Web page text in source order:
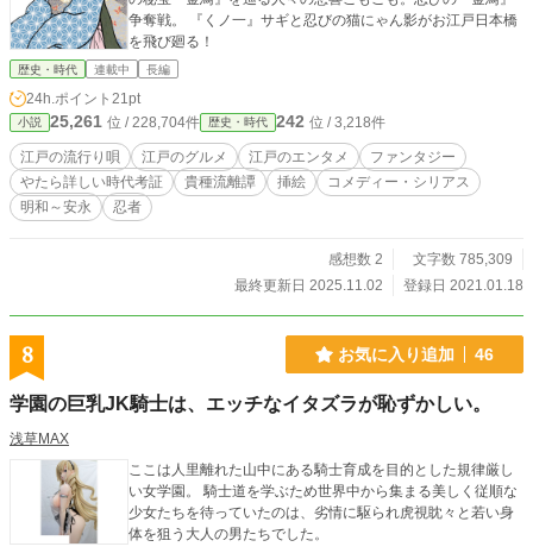
争奪戦。 『くノ一』サギと忍びの猫にゃん影がお江戸日本橋
を飛び廻る！
歴史・時代 連載中 長編
24h.ポイント 21pt
小説 25,261 位 / 228,704件 歴史・時代 242 位 / 3,218件
江戸の流行り唄 江戸のグルメ 江戸のエンタメ
ファンタジー
やたら詳しい時代考証
貴種流離譚 挿絵
コメディー・シリアス
明和～安永
忍者
感想数 2
文字数 785,309
最終更新日 2025.11.02
登録日 2021.01.18
8 お気に入り追加 46
学園の巨乳JK騎士は、エッチなイタズラが恥ずかしい。
浅草MAX
ここは人里離れた山中にある騎士育成を目的とした規律厳し
い女学園。 騎士道を学ぶため世界中から集まる美しく従順な
少女たちを待っていたのは、劣情に駆られ虎視眈々と若い身
体を狙う大人の男たちでした。